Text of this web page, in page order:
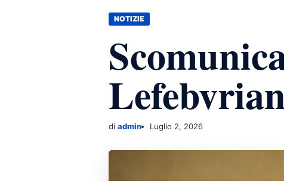
NOTIZIE
di admin Luglio 2, 2026